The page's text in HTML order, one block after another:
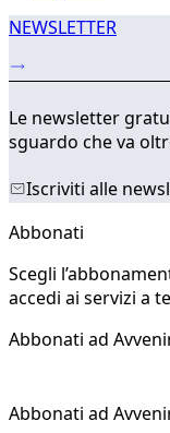
NEWSLETTER
Le newsletter
sguardo che va
Iscriviti alle
Abbonati
Scegli
accedi ai servizi a
Abbonati ad
Abbonati ad